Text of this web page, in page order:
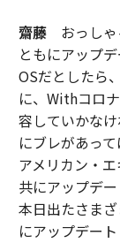
齋藤おっしゃ
ともにアップ
OSだとしたら
に、Withコロ
容していかな
にブレがあっ
アメリカン・
共にアップデ
本日出たさま
にアップデー